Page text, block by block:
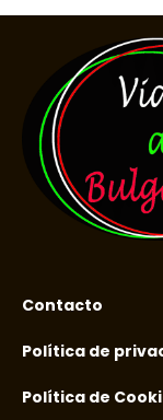
Contacto
Política de
Política de